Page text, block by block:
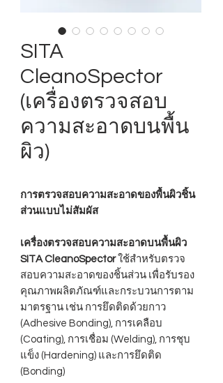
SITA
CleanoSpector
(เครื่องตรวจสอบ
ความสะอาดบนพื้น
ผิว)
การตรวจสอบความสะอาดของพื้นผิวชิ้น
ส่วนแบบไม่สัมผัส
เครื่องตรวจสอบความสะอาดบนพื้นผิว
SITA CleanoSpector ใช้สำหรับตรวจ
สอบความสะอาดของชิ้นส่วน เพื่อรับรอง
คุณภาพผลิตภัณฑ์และกระบวนการตาม
มาตรฐาน เช่น การยึดติดด้วยกาว
(Adhesive Bonding), การเคลือบ
(Coating), การเชื่อม (Welding), การชุบ
แข็ง (Hardening) และการยึดติด
(Bonding)